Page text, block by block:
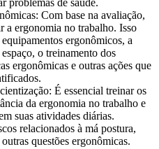
Com base na avaliação,
a ergonomia no trabalho. Isso
ergonômicos, a
o treinamento dos
ergonômicas e outras ações que
É essencial treinar os
da ergonomia no trabalho e
suas atividades diárias.
relacionados à má postura,
questões ergonômicas.